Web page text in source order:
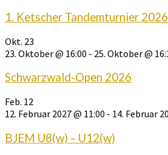
1. Ketscher Tandemturnier 2026
Okt. 23
23. Oktober @ 16:00 - 25. Oktober @
Schwarzwald-Open 2026
Feb. 12
12. Februar 2027 @ 11:00 - 14. Februar
BJEM U8(w) – U12(w)